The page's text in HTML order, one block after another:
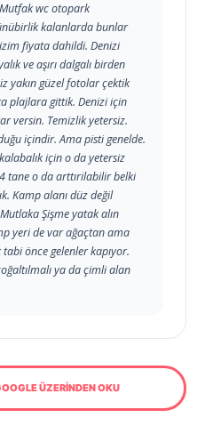
wc otopark
kalanlarda bunlar
fiyata dahildi. Denizi
ve aşırı dalgalı birden
yakın güzel fotolar çektik
plajlara gittik. Denizi için
versin. Temizlik yetersiz.
içindir. Ama pisti genelde.
için o da yetersiz
4 tane o da arttırilabilir belki
Kamp alanı düz değil
Şişme yatak alın
yeri de var ağaçtan ama
önce gelenler kapıyor.
ya da çimli alan
ÜZERİNDEN OKU